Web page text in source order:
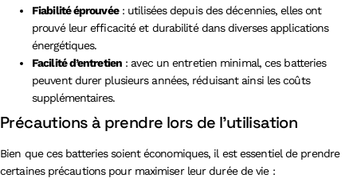
Fiabilité éprouvée: utilisées depuis des décennies, elles ont
prouvé leur efficacité et durabilité dans diverses applications
énergétiques.
Facilité d’entretien : avec un entretien minimal, ces batteries
peuvent durer plusieurs années, réduisant ainsi les coûts
supplémentaires.
Précautions à prendre lors de l’utilisation
Bien que ces batteries soient économiques, il est essentiel de prendre
certaines précautions pour maximiser leur durée de vie :